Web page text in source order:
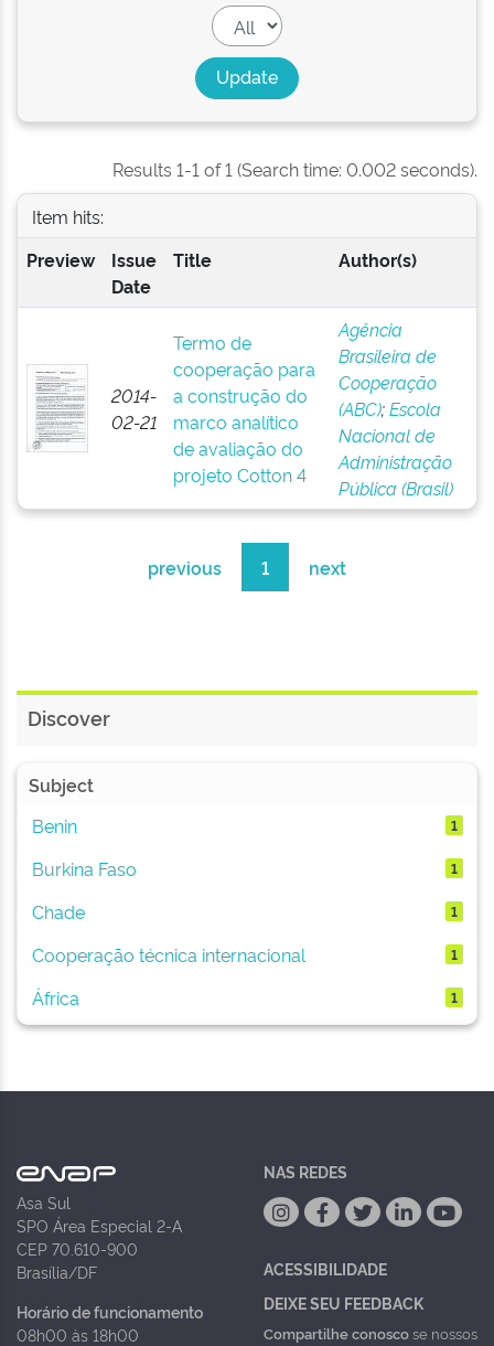
Results 1-1 of 1 (Search time: 0.002 seconds).
Item hits:
Preview
Issue
Date
Title Author(s)
2014-
02-21
Termo de
cooperação para
a construção do
marco analítico
de avaliação do
projeto Cotton 4
Agência
Brasileira de
Cooperação
(ABC);Escola
Nacional de
Administração
Pública (Brasil)
previous 1 next
Discover
Subject
Benin
1
Burkina Faso 1
Chade 1
Cooperação técnica internacional 1
África 1
Asa Sul
SPO Área Especial 2-A
CEP 70.610-900
Brasília/DF
Horário de funcionamento
08h00 às 18h00
NAS REDES
ACESSIBILIDADE
DEIXE SEU FEEDBACK
Compartilhe conoscose nossos